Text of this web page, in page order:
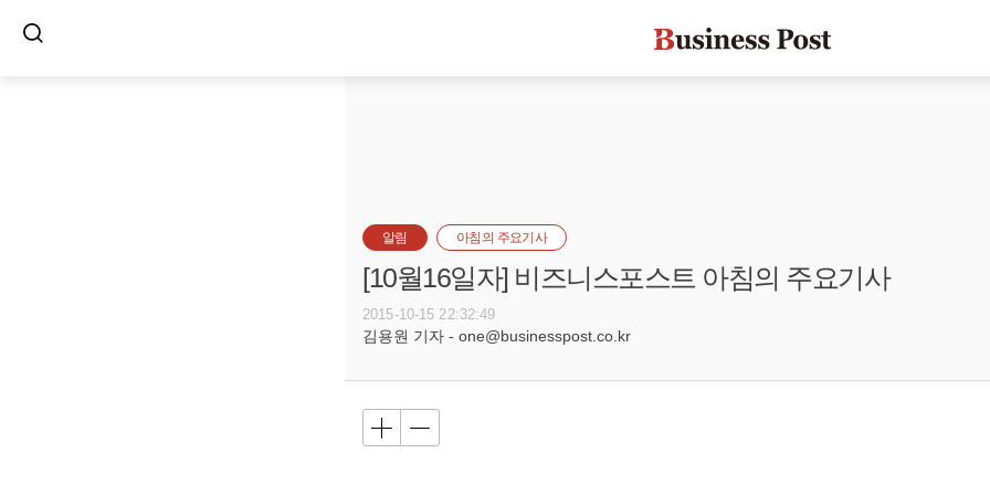
알림 아침의 주요기사
[10월16일자] 비즈니스포스트 아침의 주요기사
2015-10-15 22:32:49
김용원 기자 - one@businesspost.co.kr